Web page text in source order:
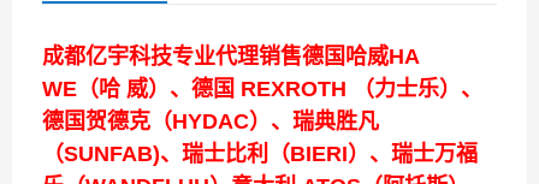
成都亿宇科技专业代理销售德国哈威HA
WE（哈 威）、德国 REXROTH （力士乐）、
德国贺德克（HYDAC）、瑞典胜凡
（SUNFAB)、瑞士比利（BIERI）、瑞士万福